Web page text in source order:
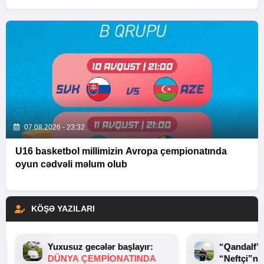
07.08.2026 - 23:32
U16 basketbol millimizin Avropa çempionatında
oyun cədvəli məlum olub
KÖŞƏ YAZILARI
Yuxusuz gecələr başlayır:
DÜNYA ÇEMPIONATINDA